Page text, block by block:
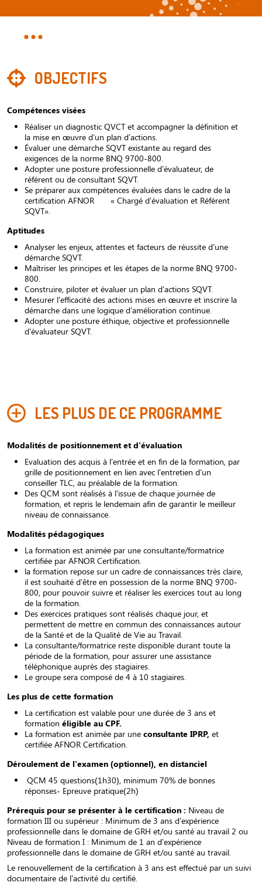
OBJECTIFS
Compétences visées
Réaliser un diagnostic QVCT et accompagner la définition et
la mise en œuvre d’un plan d’actions.
Évaluer une démarche SQVT existante au regard des
exigences de la norme BNQ 9700-800.
Adopter une posture professionnelle d’évaluateur, de
référent ou de consultant SQVT.
Se préparer aux compétences évaluées dans le cadre de la
certification AFNOR « Chargé d'évaluation et Référent
SQVT».
Aptitudes
Analyser les enjeux, attentes et facteurs de réussite d’une
démarche SQVT.
Maîtriser les principes et les étapes de la norme BNQ 9700-
800.
Construire, piloter et évaluer un plan d’actions SQVT.
Mesurer l’efficacité des actions mises en œuvre et inscrire la
démarche dans une logique d’amélioration continue.
Adopter une posture éthique, objective et professionnelle
d’évaluateur SQVT.
LES PLUS DE CE PROGRAMME
Modalités de positionnement et d'évaluation
Evaluation des acquis à l'entrée et en fin de la formation, par
grille de positionnement en lien avec l'entretien d'un
conseiller TLC, au préalable de la formation.
Des QCM sont réalisés à l'issue de chaque journée de
formation, et repris le lendemain afin de garantir le meilleur
niveau de connaissance.
Modalités pédagogiques
La formation est animée par une consultante/formatrice
certifiée par AFNOR Certification.
la formation repose sur un cadre de connaissances très claire,
il est souhaité d'être en possession de la norme BNQ 9700-
800, pour pouvoir suivre et réaliser les exercices tout au long
de la formation.
Des exercices pratiques sont réalisés chaque jour, et
permettent de mettre en commun des connaissances autour
de la Santé et de la Qualité de Vie au Travail.
La consultante/formatrice reste disponible durant toute la
période de la formation, pour assurer une assistance
téléphonique auprès des stagiaires.
Le groupe sera composé de 4 à 10 stagiaires.
Les plus de cette formation
La certification est valable pour une durée de 3 ans et
formation éligible au CPF.
La formation est animée par une consultante IPRP, et
certifiée AFNOR Certification.
Déroulement de l'examen (optionnel), en distanciel
QCM 45 questions(1h30), minimum 70% de bonnes
réponses- Epreuve pratique(2h)
Prérequis pour se présenter à le certification : Niveau de
formation III ou supérieur : Minimum de 3 ans d’expérience
professionnelle dans le domaine de GRH et/ou santé au travail 2 ou
Niveau de formation I : Minimum de 1 an d’expérience
professionnelle dans le domaine de GRH et/ou santé au travail.
Le renouvellement de la certification à 3 ans est effectué par un suivi
documentaire de l’activité du certifié.